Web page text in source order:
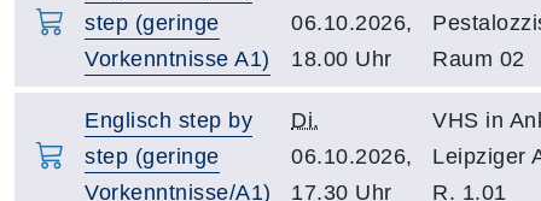
step (geringe
Vorkenntnisse A1)
06.10.2026,
18.00 Uhr
Raum 02
Englisch step by
step (geringe
Vorkenntnisse/A1)
Di.
06.10.2026,
17.30 Uhr
VHS in
Leipziger
R. 1.01